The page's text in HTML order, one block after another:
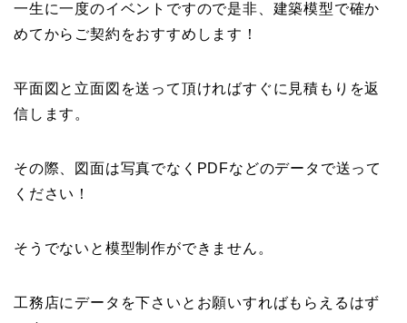
一生に一度のイベントですので是非、建築模型で確か
めてからご契約をおすすめします！
平面図と立面図を送って頂ければすぐに見積もりを返
信します。
その際、図面は写真でなくPDFなどのデータで送って
ください！
そうでないと模型制作ができません。
工務店にデータを下さいとお願いすればもらえるはず